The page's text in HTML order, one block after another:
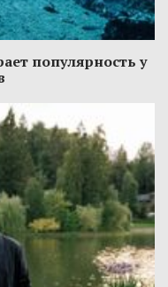
популярность у